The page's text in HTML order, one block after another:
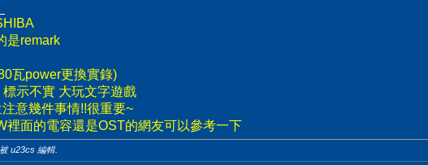
是remark
瓦power更換實錄)
示不實 大玩文字遊戲
意幾件事情!!很重要~
裡面的電容還是OST的網友可以參考一下
被 u23cs 編輯.